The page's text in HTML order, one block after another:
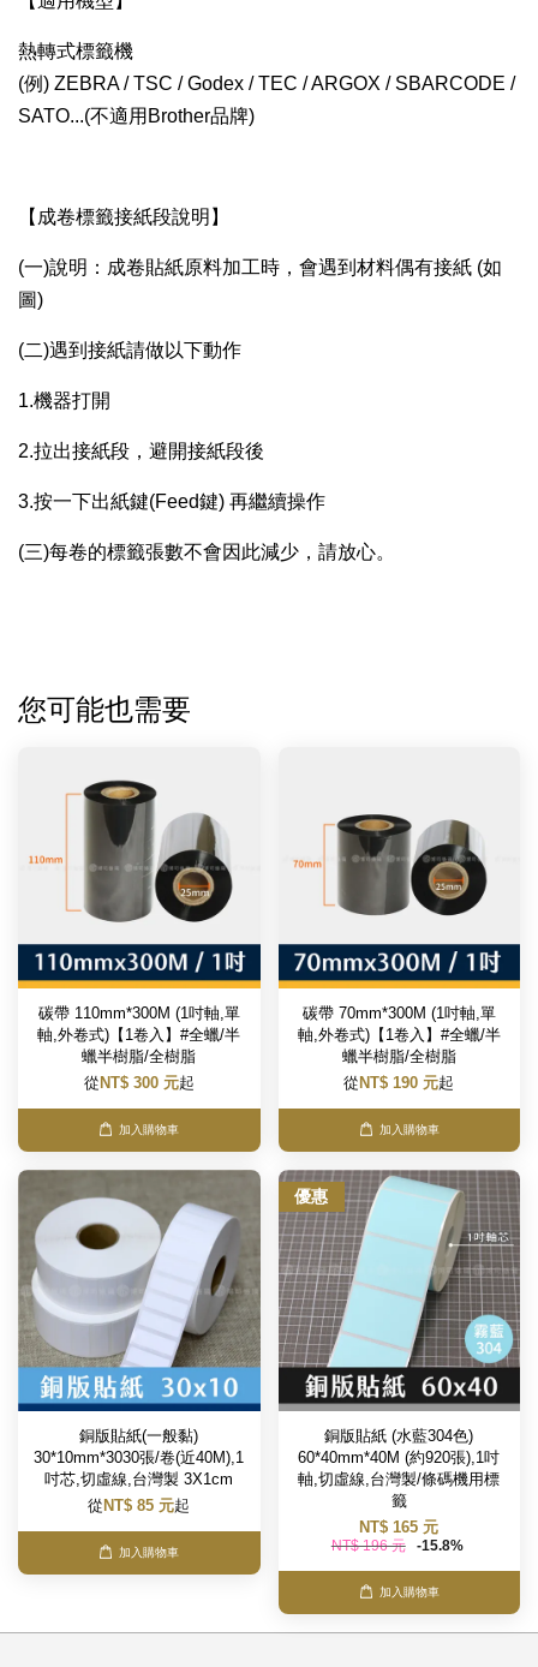
熱轉式標籤機
(例) ZEBRA / TSC / Godex / TEC / ARGOX / SBARCODE /
SATO...(不適用Brother品牌)
【成卷標籤接紙段說明】
(一)說明：成卷貼紙原料加工時，會遇到材料偶有接紙 (如
圖)
(二)遇到接紙請做以下動作
1.機器打開
2.拉出接紙段，避開接紙段後
3.按一下出紙鍵(Feed鍵) 再繼續操作
(三)每卷的標籤張數不會因此減少，請放心。
您可能也需要
碳帶 110mm*300M (1吋軸,單
軸,外卷式)【1卷入】#全蠟/半
蠟半樹脂/全樹脂
從 NT$ 300 元起
加入購物車
碳帶 70mm*300M (1吋軸,單
軸,外卷式)【1卷入】#全蠟/半
蠟半樹脂/全樹脂
從 NT$ 190 元起
加入購物車
銅版貼紙(一般黏)
30*10mm*3030張/卷(近40M),1
吋芯,切虛線,台灣製 3X1cm
從 NT$ 85 元起
加入購物車
優惠
銅版貼紙 (水藍304色)
60*40mm*40M (約920張),1吋
軸,切虛線,台灣製/條碼機用標
籤
NT$ 165 元
NT$ 196 元 -15.8%
加入購物車